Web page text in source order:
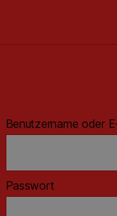
Benutzername oder
Passwort